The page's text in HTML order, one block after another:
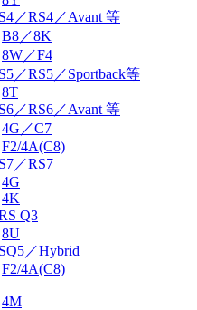
／RS4／Avant 等
B8／8K
8W／F4
／RS5／Sportback等
8T
／RS6／Avant 等
4G／C7
F2/4A(C8)
／RS7
4G
4K
Q3
8U
／Hybrid
F2/4A(C8)
4M